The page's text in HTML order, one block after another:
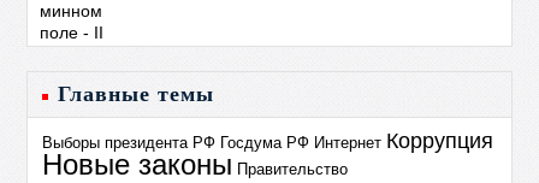
Главные темы
Выборы президента РФ Госдума РФ Интернет Коррупция
Новые законы Правительство